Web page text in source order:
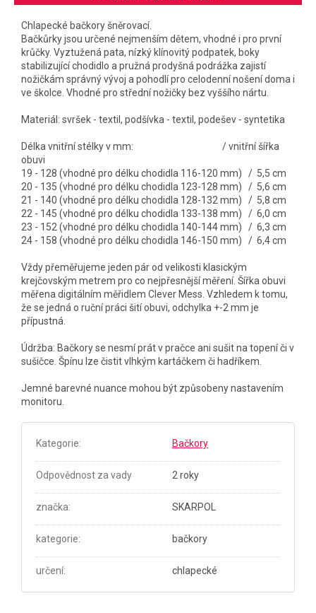
Chlapecké bačkory šněrovací.
Bačkůrky jsou určené nejmenším dětem, vhodné i pro první
krůčky. Vyztužená pata, nízký klínovitý podpatek, boky
stabilizující chodidlo a pružná prodyšná podrážka zajistí
nožičkám správný vývoj a pohodlí pro celodenní nošení doma i
ve školce. Vhodné pro střední nožičky bez vyššího nártu.
Materiál: svršek - textil, podšívka - textil, podešev - syntetika
Délka vnitřní stélky v mm: / vnitřní šířka
obuvi
19 - 128 (vhodné pro délku chodidla 116-120 mm) / 5,5 cm
20 - 135 (vhodné pro délku chodidla 123-128 mm) / 5,6 cm
21 - 140 (vhodné pro délku chodidla 128-132 mm) / 5,8 cm
22 - 145 (vhodné pro délku chodidla 133-138 mm) / 6,0 cm
23 - 152 (vhodné pro délku chodidla 140-144 mm) / 6,3 cm
24 - 158 (vhodné pro délku chodidla 146-150 mm) / 6,4 cm
Vždy přeměřujeme jeden pár od velikosti klasickým
krejčovským metrem pro co nejpřesnější měření. Šířka obuvi
měřena digitálním měřidlem Clever Mess. Vzhledem k tomu,
že se jedná o ruční práci šití obuvi, odchylka +-2 mm je
přípustná.
Údržba: Bačkory se nesmí prát v pračce ani sušit na topení či v
sušičce. Špínu lze čistit vlhkým kartáčkem či hadříkem.
Jemné barevné nuance mohou být způsobeny nastavením
monitoru.
Kategorie: Bačkory
Odpovědnost za vady 2 roky
značka: SKARPOL
kategorie: bačkory
určení: chlapecké